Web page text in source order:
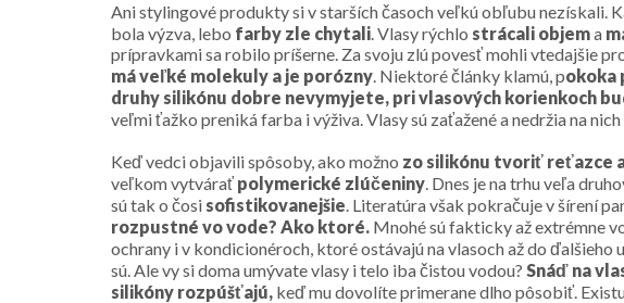
Ani stylingové produkty si v starších časoch veľkú obľubu nezískali.
bola výzva, lebo farby zle chytali. Vlasy rýchlo strácali objema
prípravkami sa robilo príšerne. Za svoju zlú povesť mohli vtedajšie
má veľké molekuly a je porózny. Niektoré články klamú, pokoka
druhy silikónu dobre nevymyjete, pri vlasových korienkoch
veľmi ťažko preniká farba i výživa. Vlasy sú zaťažené a nedržia na
Keď vedci objavili spôsoby, ako možno zo silikónu tvoriť reťazce
veľkom vytváraťpolymerické zlúčeniny. Dnes je na trhu veľa
sú tak o čosi sofistikovanejšie. Literatúra však pokračuje v šírení
rozpustné vo vode? Ako ktoré. Mnohé sú fakticky až extrémne
ochrany i v kondicionéroch, ktoré ostávajú na vlasoch až do ďalšieho
sú. Ale vy si doma umývate vlasy i telo iba čistou vodou? Snáď na
silikóny rozpúšťajú, keď mu dovolíte primerane dlho pôsobiť.